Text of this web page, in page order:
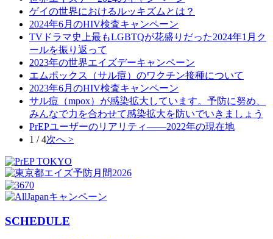
ゲイの世界におけるルッキズムとは？
2024年6月のHIV検査キャンペーン
TVドラマ史上最もLGBTQが花盛りだった2024年1月ク
ールを振り返って
2023年の世界エイズデーキャンペーン
エムポックス（サル痘）のワクチン接種について
2023年6月のHIV検査キャンペーン
サル痘（mpox）が感染拡大しています。予防に努め、
みんなで力を合わせて感染拡大を防いでいきましょう
PrEPユーザーのリアリティ――2022年の現在地
1 / 4次へ >
SCHEDULE